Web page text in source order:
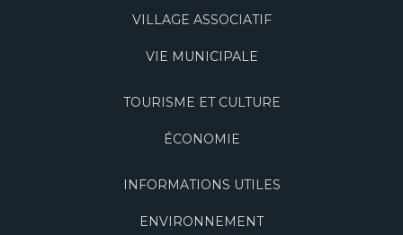
VILLAGE ASSOCIATIF
VIE MUNICIPALE
TOURISME ET CULTURE
ÉCONOMIE
INFORMATIONS UTILES
ENVIRONNEMENT